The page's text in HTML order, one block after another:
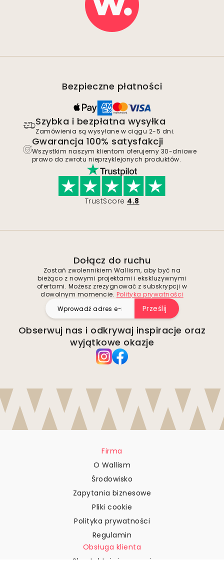
Bezpieczne płatności
Szybka i bezpłatna wysyłka
Zamówienia są wysyłane w ciągu 2-5 dni.
Gwarancja 100% satysfakcji
Wszystkim naszym klientom oferujemy 30-dniowe
prawo do zwrotu nieprzyklejonych produktów.
TrustScore 4.8
Dołącz do ruchu
Zostań zwolennikiem Wallism, aby być na
bieżąco z nowymi projektami i ekskluzywnymi
ofertami. Możesz zrezygnować z subskrypcji w
dowolnym momencie. Polityka prywatności
Prześlij
Obserwuj nas i odkrywaj inspiracje oraz
wyjątkowe okazje
Firma
O Wallism
Środowisko
Zapytania biznesowe
Pliki cookie
Polityka prywatności
Regulamin
Obsługa klienta
Skontaktuj się z nami